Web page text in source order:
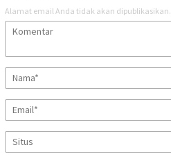
Alamat email Anda tidak akan dipublikasikan.